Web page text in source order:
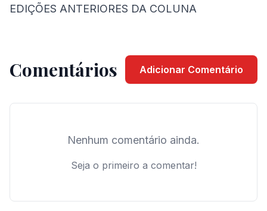
EDIÇÕES ANTERIORES DA COLUNA
Comentários Adicionar Comentário
Nenhum comentário ainda.
Seja o primeiro a comentar!